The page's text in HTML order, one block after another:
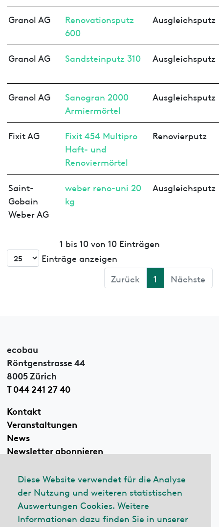
Diese Website verwendet für die Analyse
der Nutzung und weiteren statistischen
Auswertungen Cookies. Weitere
Informationen dazu finden Sie in unserer
Granol AG
Renovationsputz
600
Ausgleichsputz
Granol AG Sandsteinputz 310 Ausgleichsputz
Granol AG
Sanogran 2000
Armiermörtel
Ausgleichsputz
Fixit AG
Fixit 454 Multipro
Haft- und
Renoviermörtel
Renovierputz
Saint-
Gobain
Weber AG
weber reno-uni 20
kg
Ausgleichsputz
1 bis 10 von 10 Einträgen
Einträge anzeigen
Zurück
1 Nächste
ecobau
Röntgenstrasse 44
8005 Zürich
T 044 241 27 40
Kontakt
Veranstaltungen
News
Newsletter abonnieren
Linkedin